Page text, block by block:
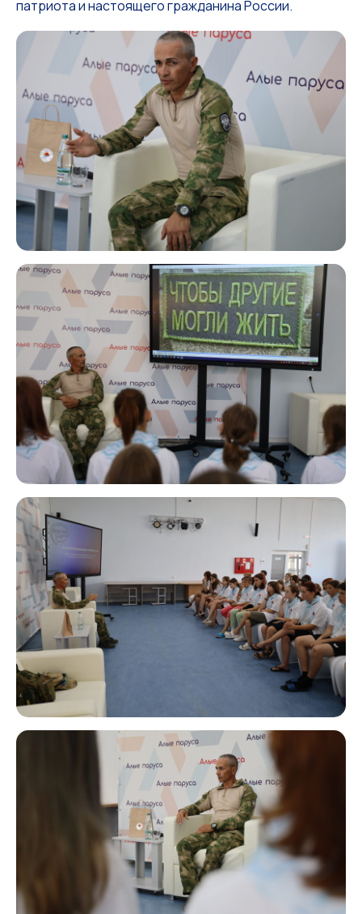
патриота и настоящего гражданина России.